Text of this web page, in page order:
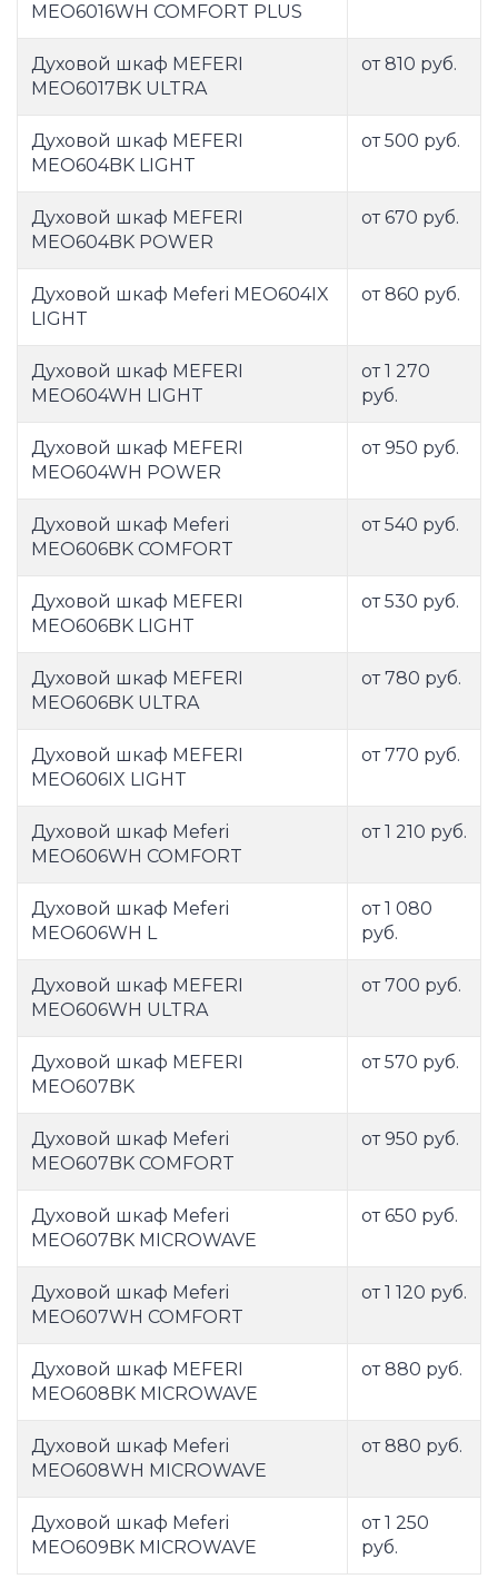
MEO6016WH COMFORT PLUS
Духовой шкаф MEFERI
MEO6017BK ULTRA
от 810 руб.
Духовой шкаф MEFERI
MEO604BK LIGHT
от 500 руб.
Духовой шкаф MEFERI
MEO604BK POWER
от 670 руб.
Духовой шкаф Meferi MEO604IX
LIGHT
от 860 руб.
Духовой шкаф MEFERI
MEO604WH LIGHT
от 1 270
руб.
Духовой шкаф MEFERI
MEO604WH POWER
от 950 руб.
Духовой шкаф Meferi
MEO606BK COMFORT
от 540 руб.
Духовой шкаф MEFERI
MEO606BK LIGHT
от 530 руб.
Духовой шкаф MEFERI
MEO606BK ULTRA
от 780 руб.
Духовой шкаф MEFERI
MEO606IX LIGHT
от 770 руб.
Духовой шкаф Meferi
MEO606WH COMFORT
от 1 210 руб.
Духовой шкаф Meferi
MEO606WH L
от 1 080
руб.
Духовой шкаф MEFERI
MEO606WH ULTRA
от 700 руб.
Духовой шкаф MEFERI
MEO607BK
от 570 руб.
Духовой шкаф Meferi
MEO607BK COMFORT
от 950 руб.
Духовой шкаф Meferi
MEO607BK MICROWAVE
от 650 руб.
Духовой шкаф Meferi
MEO607WH COMFORT
от 1 120 руб.
Духовой шкаф MEFERI
MEO608BK MICROWAVE
от 880 руб.
Духовой шкаф Meferi
MEO608WH MICROWAVE
от 880 руб.
Духовой шкаф Meferi
MEO609BK MICROWAVE
от 1 250
руб.